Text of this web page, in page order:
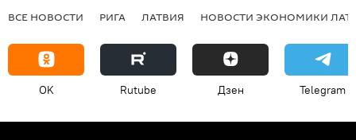
ВСЕ НОВОСТИ РИГА ЛАТВИЯ НОВОСТИ ЭКОНОМИКИ
OK Rutube Дзен Telegram